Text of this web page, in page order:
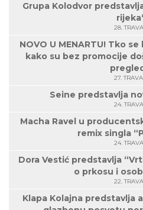
Grupa Kolodvor
28.
NOVO U MENARTU! Tko
kako su bez promocije
27.
Seine predstavlja
24.
Macha Ravel u
remix singla
24.
Dora Vestić predstavlja
o prkosu i
22.
Klapa Kolajna predstavlja